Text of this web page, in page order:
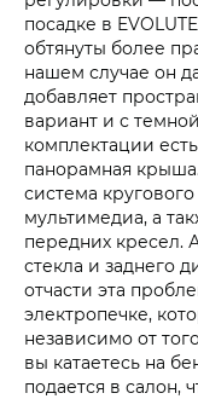
посадке в
обтянуты более
нашем случае он
добавляет
вариант и с
комплектации
панорамная
система
мультимедиа, а
передних кресел.
стекла и заднего
отчасти эта
электропечке,
независимо от
вы катаетесь на
подается в салон,